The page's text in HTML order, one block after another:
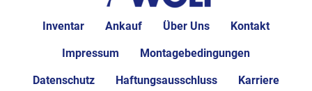
Inventar Ankauf Über Uns Kontakt
Impressum Montagebedingungen
Datenschutz Haftungsausschluss Karriere